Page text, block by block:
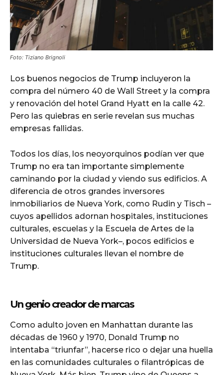
Foto: Tiziano Brignoli
Los buenos negocios de Trump incluyeron la
compra del número 40 de Wall Street y la compra
y renovación del hotel Grand Hyatt en la calle 42.
Pero las quiebras en serie revelan sus muchas
empresas fallidas.
Todos los días, los neoyorquinos podían ver que
Trump no era tan importante simplemente
caminando por la ciudad y viendo sus edificios. A
diferencia de otros grandes inversores
inmobiliarios de Nueva York, como Rudin y Tisch –
cuyos apellidos adornan hospitales, instituciones
culturales, escuelas y la Escuela de Artes de la
Universidad de Nueva York–, pocos edificios e
instituciones culturales llevan el nombre de
Trump.
Un genio creador de marcas
Como adulto joven en Manhattan durante las
décadas de 1960 y 1970, Donald Trump no
intentaba “triunfar”, hacerse rico o dejar una huella
en las comunidades culturales o filantrópicas de